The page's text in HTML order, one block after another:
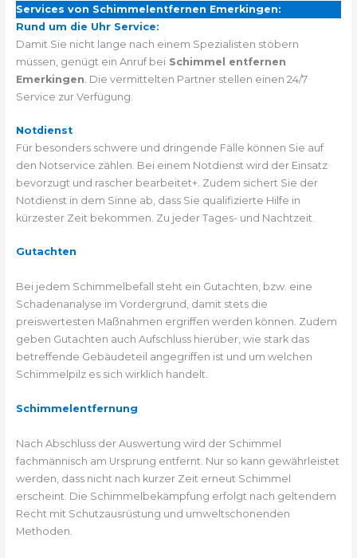
Services von Schimmelentfernen Emerkingen:
Rund um die Uhr Service:
Damit Sie nicht lange nach einem Spezialisten stöbern
müssen, genügt ein Anruf bei Schimmel entfernen
Emerkingen . Die vermittelten Partner stellen einen 24/7
Service zur Verfügung.
Notdienst
Für besonders schwere und dringende Fälle können Sie auf
den Notservice zählen. Bei einem Notdienst wird der Einsatz
bevorzugt und rascher bearbeitet+. Zudem sichert Sie der
Notdienst in dem Sinne ab, dass Sie qualifizierte Hilfe in
kürzester Zeit bekommen. Zu jeder Tages- und Nachtzeit.
Gutachten
Bei jedem Schimmelbefall steht ein Gutachten, bzw. eine
Schadenanalyse im Vordergrund, damit stets die
preiswertesten Maßnahmen ergriffen werden können. Zudem
geben Gutachten auch Aufschluss hierüber, wie stark das
betreffende Gebäudeteil angegriffen ist und um welchen
Schimmelpilz es sich wirklich handelt.
Schimmelentfernung
Nach Abschluss der Auswertung wird der Schimmel
fachmännisch am Ursprung entfernt. Nur so kann gewährleistet
werden, dass nicht nach kurzer Zeit erneut Schimmel
erscheint. Die Schimmelbekämpfung erfolgt nach geltendem
Recht mit Schutzausrüstung und umweltschonenden
Methoden.